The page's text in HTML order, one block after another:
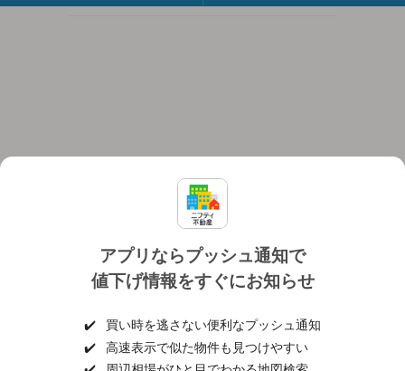
アプリならプッシュ通知で
値下げ情報をすぐにお知らせ
✔️
買い時を逃さない便利なプッシュ通知
✔️
高速表示で似た物件も見つけやすい
個人情報保護ポリシー 利用規約
ヘルプ・お問い合わせ 採用情報